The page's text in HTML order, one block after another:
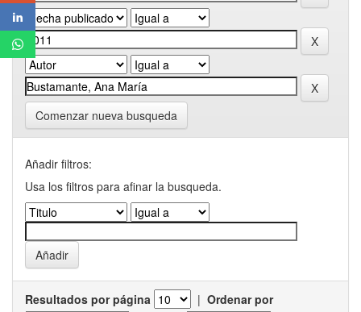
Comenzar nueva busqueda
Añadir filtros:
Usa los filtros para afinar la busqueda.
Resultados por página | Ordenar por